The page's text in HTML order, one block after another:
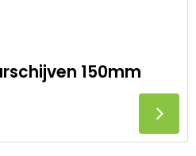
150mm